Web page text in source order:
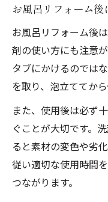
お風呂リフォーム
お風呂リフォーム後
剤の使い方にも注意
タブにかけるのでは
を取り、泡立ててか
また、使用後は必ず
ぐことが大切です。
ると素材の変色や劣
従い適切な使用時間
つながります。